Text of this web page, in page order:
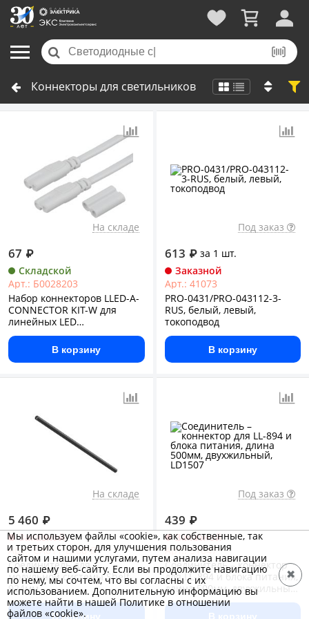
Коннекторы для светильников
На складе
67 ₽
Складской
Арт.: Б0028203
Набор коннекторов LLED-А-
CONNECTOR KIT-W для
линейных LED
светильников
В корзину
Под заказ
613 ₽за 1 шт.
Заказной
Арт.: 41073
PRO-0431/PRO-043112-3-
RUS, белый, левый,
токоподвод
В корзину
На складе
5 460 ₽
Заказной
Арт.: CA011-L900-B
Соединитель для
модульной системы Shelf
924мм
В корзину
Под заказ
439 ₽
Заказной
Арт.: 51647
Соединитель – коннектор
для LL-894 и блока питания,
длина 500мм, двухжильный,
LD1507
В корзину
Мы используем файлы «cookie», как собственные, так
и третьих сторон, для улучшения пользования
сайтом и нашими услугами, путем анализа навигации
по нашему веб-сайту. Если вы продолжите навигацию
по нему, мы сочтем, что вы согласны с их
использованием. Дополнительную информацию вы
можете найти в нашей Политике в отношении
файлов «cookie».
✖